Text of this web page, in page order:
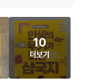
준비된 것이 『삼국
투, 책략과 모사를
언들의 순서는 『삼
10
더보기